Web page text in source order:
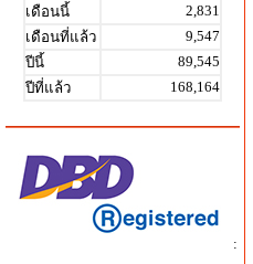
เดือนนี้
2,831
เดือนที่แล้ว
9,547
ปีนี้
89,545
ปีที่แล้ว
168,164
: